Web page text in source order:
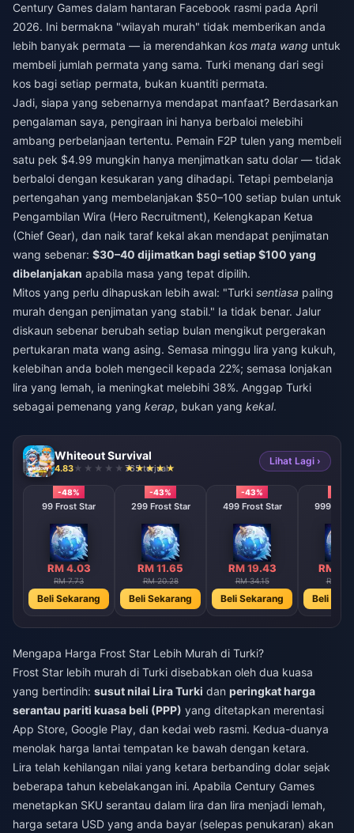
Century Games dalam hantaran Facebook rasmi pada April
2026. Ini bermakna "wilayah murah" tidak memberikan anda
lebih banyak permata — ia merendahkan kos mata wang untuk
membeli jumlah permata yang sama. Turki menang dari segi
kos bagi setiap permata, bukan kuantiti permata.
Jadi, siapa yang sebenarnya mendapat manfaat? Berdasarkan
pengalaman saya, pengiraan ini hanya berbaloi melebihi
ambang perbelanjaan tertentu. Pemain F2P tulen yang membeli
satu pek $4.99 mungkin hanya menjimatkan satu dolar — tidak
berbaloi dengan kesukaran yang dihadapi. Tetapi pembelanja
pertengahan yang membelanjakan $50–100 setiap bulan untuk
Pengambilan Wira (Hero Recruitment), Kelengkapan Ketua
(Chief Gear), dan naik taraf kekal akan mendapat penjimatan
wang sebenar: $30–40 dijimatkan bagi setiap $100 yang
dibelanjakan apabila masa yang tepat dipilih.
Mitos yang perlu dihapuskan lebih awal: "Turki sentiasa paling
murah dengan penjimatan yang stabil." Ia tidak benar. Jalur
diskaun sebenar berubah setiap bulan mengikut pergerakan
pertukaran mata wang asing. Semasa minggu lira yang kukuh,
kelebihan anda boleh mengecil kepada 22%; semasa lonjakan
lira yang lemah, ia meningkat melebihi 38%. Anggap Turki
sebagai pemenang yang kerap, bukan yang kekal.
Whiteout Survival
4.83 765 terjual
Lihat Lagi ›
-48%
99 Frost Star
RM 4.03
RM 7.73
Beli Sekarang
-43%
299 Frost Star
RM 11.65
RM 20.28
Beli Sekarang
-43%
499 Frost Star
RM 19.43
RM 34.15
Beli Sekarang
999
RM
RM
Beli
Mengapa Harga Frost Star Lebih Murah di Turki?
Frost Star lebih murah di Turki disebabkan oleh dua kuasa
yang bertindih: susut nilai Lira Turki dan peringkat harga
serantau pariti kuasa beli (PPP) yang ditetapkan merentasi
App Store, Google Play, dan kedai web rasmi. Kedua-duanya
menolak harga lantai tempatan ke bawah dengan ketara.
Lira telah kehilangan nilai yang ketara berbanding dolar sejak
beberapa tahun kebelakangan ini. Apabila Century Games
menetapkan SKU serantau dalam lira dan lira menjadi lemah,
harga setara USD yang anda bayar (selepas penukaran) akan